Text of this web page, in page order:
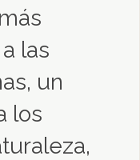
las
un
los